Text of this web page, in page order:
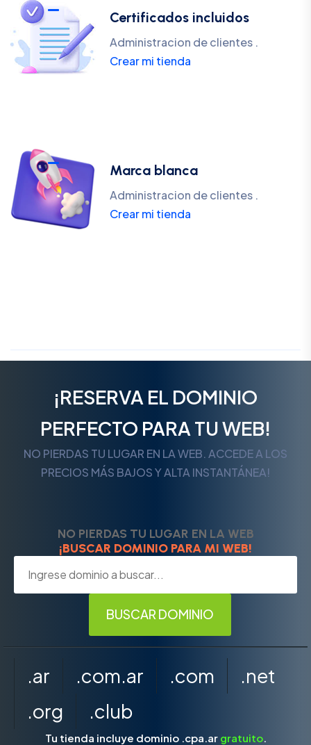
Certificados incluidos
Administracion de clientes .
Crear mi tienda
Marca blanca
Administracion de clientes .
Crear mi tienda
¡RESERVA EL DOMINIO
PERFECTO PARA TU WEB!
NO PIERDAS TU LUGAR EN LA WEB. ACCEDE A LOS
PRECIOS MÁS BAJOS Y ALTA INSTANTÁNEA!
NO PIERDAS TU LUGAR EN LA WEB
¡BUSCAR DOMINIO PARA MI WEB!
.ar .com.ar .com
.net
.org
.club
Tu tienda incluye dominio .cpa.ar gratuito.